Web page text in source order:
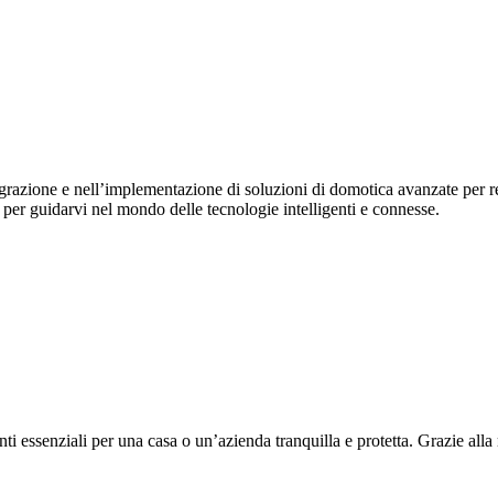
e nell’implementazione di soluzioni di domotica avanzate
guidarvi nel mondo delle tecnologie intelligenti e connesse.
essenziali per una casa o un’azienda tranquilla e protetta. Grazie